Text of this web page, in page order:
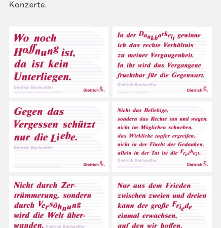
Konzerte.